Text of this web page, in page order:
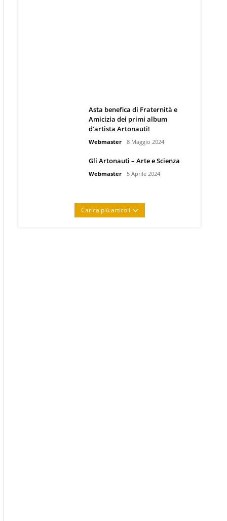
Asta benefica di Fraternità e
Amicizia dei primi album
d’artista Artonauti!
Webmaster 8 Maggio 2024
Gli Artonauti – Arte e Scienza
Webmaster 5 Aprile 2024
Carica più articoli